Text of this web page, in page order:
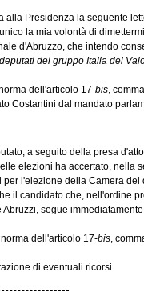
Presidenza la seguente
la mia volontà di
d'Abruzzo, che intendo
del gruppo Italia dei
dell'articolo 17-bis,
Costantini dal mandato
a seguito della presa
elezioni ha accertato, nella
l'elezione della Camera dei
il candidato che, nell'ordine
segue
dell'articolo 17-bis,
di eventuali ricorsi.